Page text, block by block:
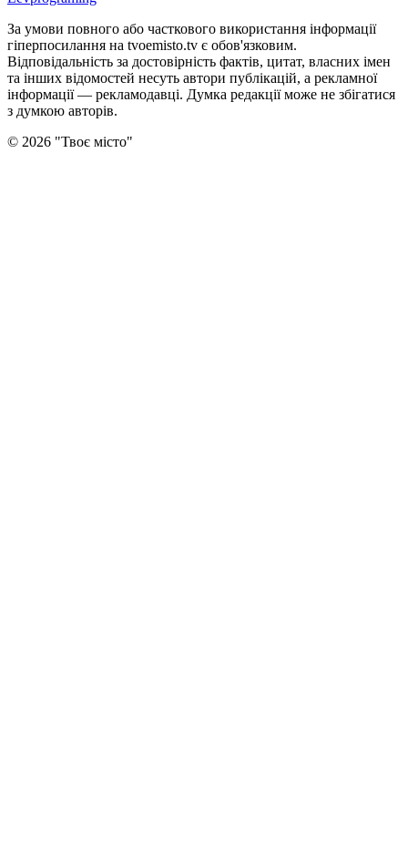
За умови повного або часткового використання iнформацiї
гіперпосилання на tvoemisto.tv є обов'язковим.
Відповідальність за достовірність фактів, цитат, власних імен
та інших відомостей несуть автори публікацій, а рекламної
інформації — рекламодавці. Думка редакцiї може не збiгатися
з думкою авторiв.
© 2026 "Твоє місто"